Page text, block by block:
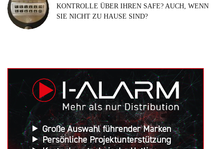
KONTROLLE ÜBER IHREN SAFE? AUCH, WENN
SIE NICHT ZU HAUSE SIND?